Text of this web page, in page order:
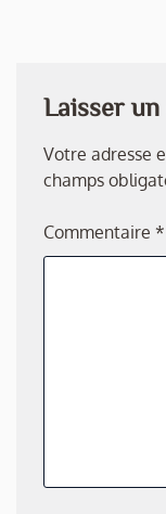
Laisser
Votre adresse
champs
Commentaire *